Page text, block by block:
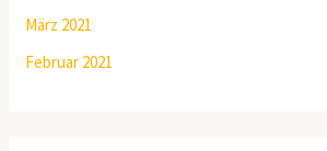
März 2021
Februar 2021